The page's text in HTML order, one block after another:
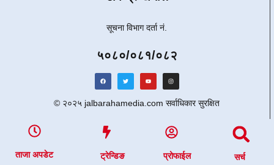
सूचना विभाग दर्ता नं.
५०८०/०८१/०८२
© २०२५ jalbarahamedia.com सर्वाधिकार सुरक्षित
ताजा अपडेट ट्रेन्डिङ प्रोफाईल सर्च